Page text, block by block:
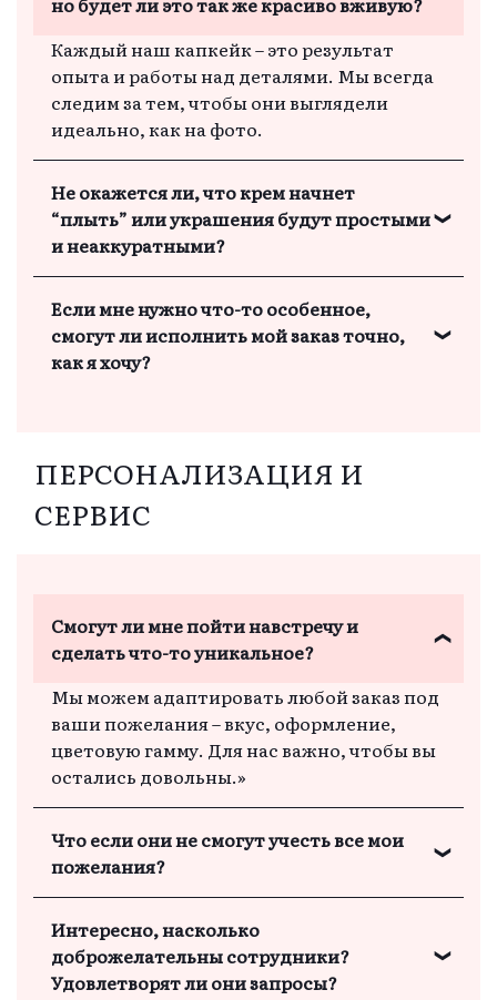
Каждый наш капкейк – это результат
опыта и работы над деталями. Мы всегда
следим за тем, чтобы они выглядели
идеально, как на фото.
Не окажется ли, что крем начнет
“плыть” или украшения будут простыми
и неаккуратными?
специальные техники, чтобы капкейки не
теряли форму. Украшения остаются
красивыми и аккуратными до самого
Если мне нужно что-то особенное,
смогут ли исполнить мой заказ точно,
как я хочу?
точно выполнить заказ, чтобы он
выглядел именно так, как вы
представляли.
ПЕРСОНАЛИЗАЦИЯ И
СЕРВИС
Смогут ли мне пойти навстречу и
сделать что-то уникальное?
Мы можем адаптировать любой заказ под
ваши пожелания – вкус, оформление,
цветовую гамму. Для нас важно, чтобы вы
остались довольны.»
Что если они не смогут учесть все мои
пожелания?
важно внимание к деталям, и всегда
учитываем все пожелания, чтобы вы
получили именно то, что хотите.
Интересно, насколько
доброжелательны сотрудники?
Удовлетворят ли они запросы?